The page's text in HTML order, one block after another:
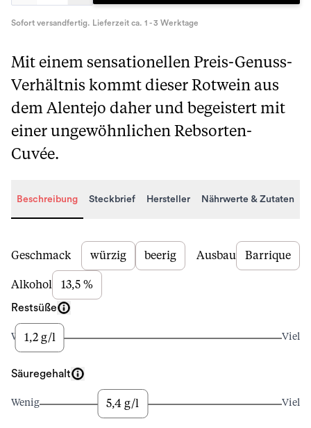
Sofort versandfertig. Lieferzeit ca. 1 - 3 Werktage
Mit einem sensationellen Preis-Genuss-
Verhältnis kommt dieser Rotwein aus
dem Alentejo daher und begeistert mit
einer ungewöhnlichen Rebsorten-
Cuvée.
Beschreibung Steckbrief Hersteller Nährwerte & Zutaten
Beschreibung
Geschmack würzig beerig Ausbau Barrique
Alkohol 13,5 %
Restsüße
Wenig1,2 g/l Viel
Säuregehalt
Wenig 5,4 g/l Viel